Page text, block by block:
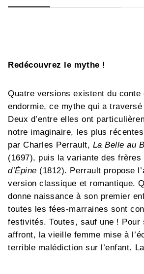
Redécouvrez le mythe !
Quatre versions existent du conte
endormie, ce mythe qui a
Deux d’entre elles ont
notre imaginaire, les plus
par Charles Perrault, La Belle au
(1697), puis la variante des frères
d’Épine (1812). Perrault propose
version classique et romantique.
donne naissance à son premier
toutes les fées-marraines sont
festivités. Toutes, sauf une ! Pour
affront, la vieille femme mise à
terrible malédiction sur l’enfant.